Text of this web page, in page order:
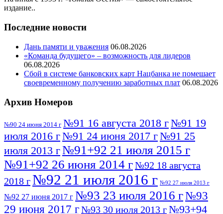
издание..
Последние новости
Дань памяти и уважения 06.08.2026
«Команда будущего» – возможность для лидеров
06.08.2026
Сбой в системе банковских карт Нацбанка не помешает
своевременному получению заработных плат 06.08.2026
Архив Номеров
№90 24 июня 2014 г №91 16 августа 2018 г№91 19
июля 2016 г№91 24 июня 2017 г№91 25
июля 2013 г№91+92 21 июля 2015 г
№91+92 26 июня 2014 г№92 18 августа
2018 г№92 21 июля 2016 г №92 27 июля 2013 г
№92 27 июня 2017 г №93 23 июля 2016 г№93
29 июня 2017 г№93 30 июля 2013 г№93+94